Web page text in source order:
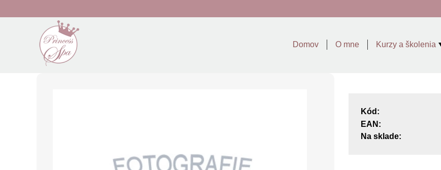
Domov O mne Kurzy a školenia
Kód:
EAN:
Na sklade: